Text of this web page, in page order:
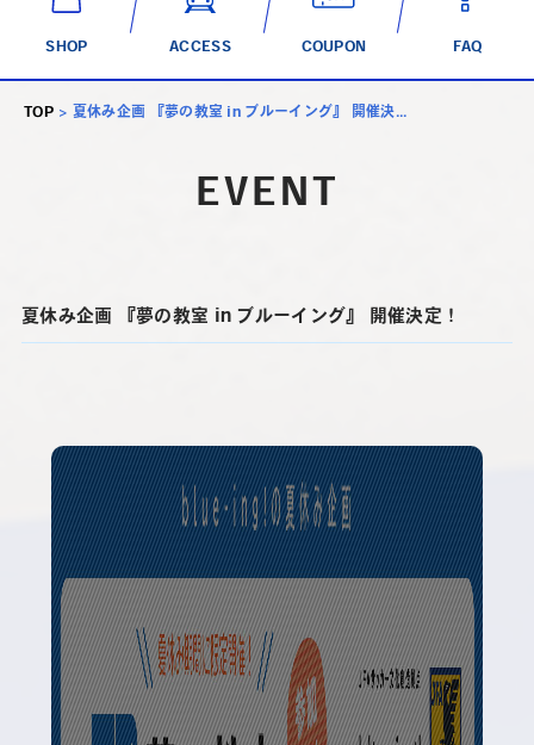
SHOP ACCESS COUPON FAQ
TOP > 夏休み企画 『夢の教室 in ブルーイング』 開催決...
EVENT
夏休み企画 『夢の教室 in ブルーイング』 開催決定！